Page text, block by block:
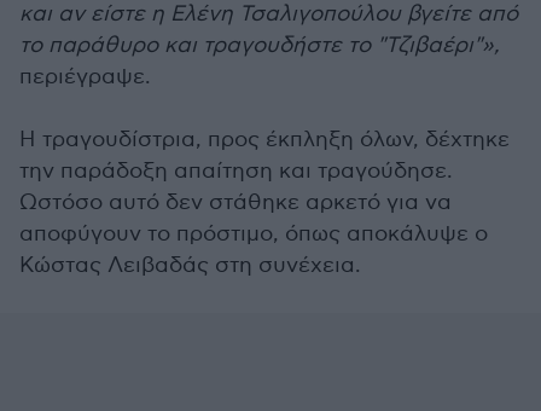
και αν είστε η Ελένη Τσαλιγοπούλου βγείτε από
το παράθυρο και τραγουδήστε το "Τζιβαέρι"»,
περιέγραψε.
Η τραγουδίστρια, προς έκπληξη όλων, δέχτηκε
την παράδοξη απαίτηση και τραγούδησε.
Ωστόσο αυτό δεν στάθηκε αρκετό για να
αποφύγουν το πρόστιμο, όπως αποκάλυψε ο
Κώστας Λειβαδάς στη συνέχεια.